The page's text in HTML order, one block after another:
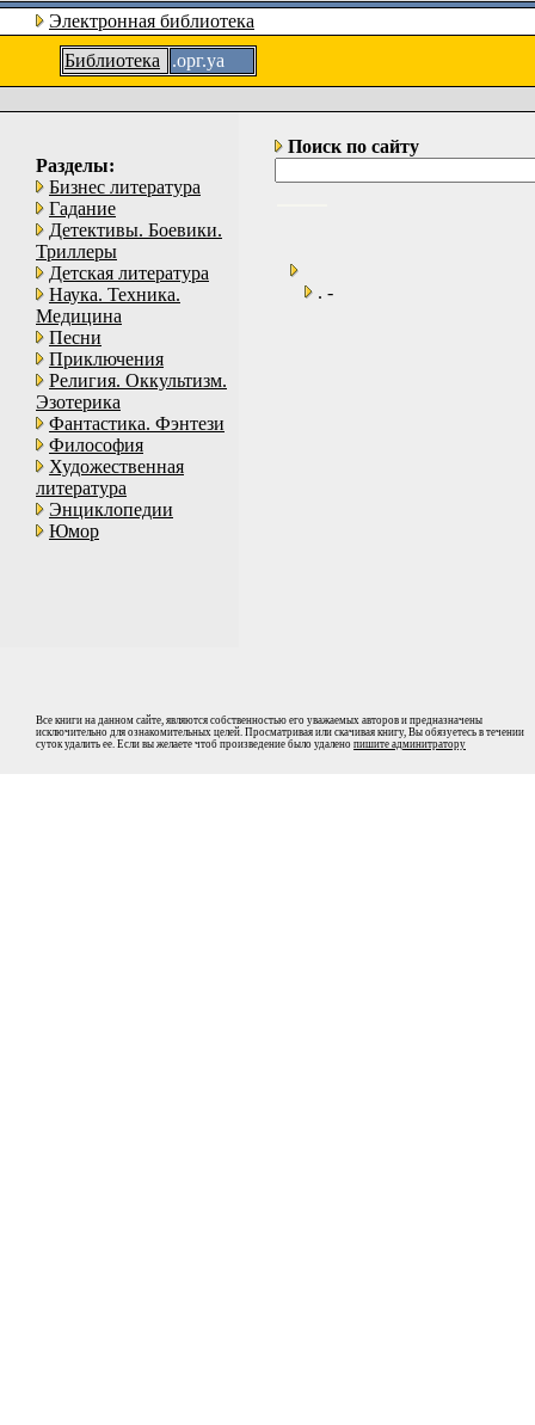
Электронная библиотека
Библиотека
.орг.уа
Разделы:
Бизнес литература
Гадание
Детективы. Боевики.
Триллеры
Детская литература
Наука. Техника.
Медицина
Песни
Приключения
Религия. Оккультизм.
Эзотерика
Фантастика. Фэнтези
Философия
Художественная
литература
Энциклопедии
Юмор
Поиск по сайту
. -
Все книги на данном сайте, являются собственностью его уважаемых авторов и предназначены
исключительно для ознакомительных целей. Просматривая или скачивая книгу, Вы обязуетесь в течении
суток удалить ее. Если вы желаете чтоб произведение было удалено пишите админитратору